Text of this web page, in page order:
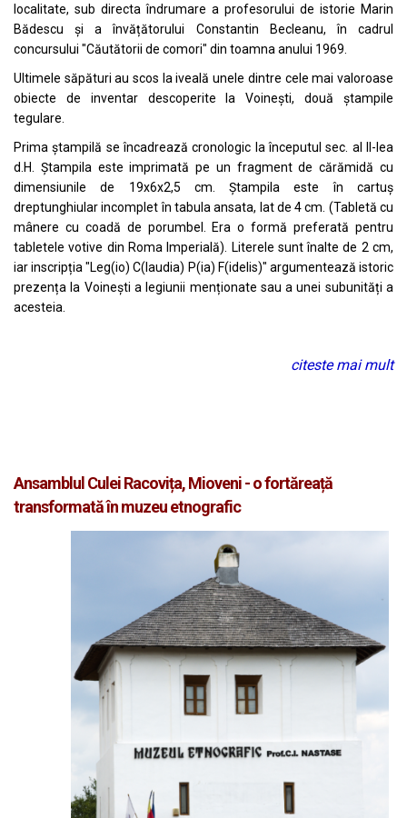
localitate, sub directa îndrumare a profesorului de istorie Marin
Bădescu și a învățătorului Constantin Becleanu, în cadrul
concursului "Căutătorii de comori" din toamna anului 1969.
Ultimele săpături au scos la iveală unele dintre cele mai valoroase
obiecte de inventar descoperite la Voinești, două ștampile
tegulare.
Prima ștampilă se încadrează cronologic la începutul sec. al II-lea
d.H. Ștampila este imprimată pe un fragment de cărămidă cu
dimensiunile de 19x6x2,5 cm. Ștampila este în cartuș
dreptunghiular incomplet în tabula ansata, lat de 4 cm. (Tabletă cu
mânere cu coadă de porumbel. Era o formă preferată pentru
tabletele votive din Roma Imperială). Literele sunt înalte de 2 cm,
iar inscripția "Leg(io) C(laudia) P(ia) F(idelis)" argumentează istoric
prezența la Voinești a legiunii menționate sau a unei subunități a
acesteia.
citeste mai mult
Ansamblul Culei Racovița, Mioveni - o fortăreață
transformată în muzeu etnografic